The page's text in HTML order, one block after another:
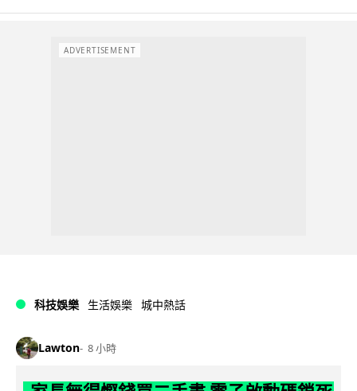
ADVERTISEMENT
科技娛樂 生活娛樂 城中熱話
Lawton 8 小時